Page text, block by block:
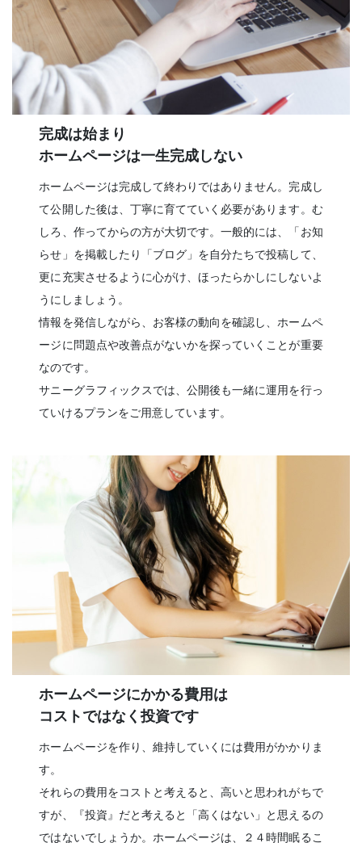
完成は始まり
ホームページは一生完成しない
ホームページは完成して終わりではありません。完成し
て公開した後は、丁寧に育てていく必要があります。む
しろ、作ってからの方が大切です。一般的には、「お知
らせ」を掲載したり「ブログ」を自分たちで投稿して、
更に充実させるように心がけ、ほったらかしにしないよ
うにしましょう。
情報を発信しながら、お客様の動向を確認し、ホームペ
ージに問題点や改善点がないかを探っていくことが重要
なのです。
サニーグラフィックスでは、公開後も一緒に運用を行っ
ていけるプランをご用意しています。
ホームページにかかる費用は
コストではなく投資です
ホームページを作り、維持していくには費用がかかりま
す。
それらの費用をコストと考えると、高いと思われがちで
すが、『投資』だと考えると「高くはない」と思えるの
ではないでしょうか。ホームページは、２４時間眠るこ